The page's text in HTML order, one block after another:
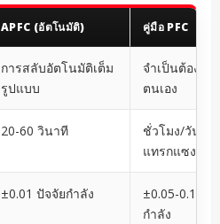
APFC (อัตโนมัติ) คู่มือ PFC
การสลับอัตโนมัติเต็ม
รูปแบบ
จำเป็นต้องสลั
ตนเอง
20-60 วินาที
ชั่วโมง/วัน (ก
แทรกแซงขอ
±0.01 ปัจจัยกำลัง
±0.05-0.10 ปั
กำลัง